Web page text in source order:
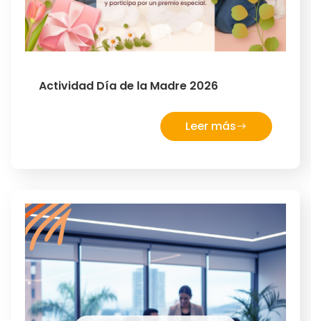
Actividad Día de la Madre 2026
Leer más